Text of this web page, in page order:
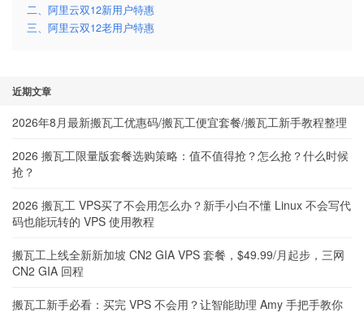
二、阿里云双12新用户特惠
三、阿里云双12老用户特惠
近期文章
2026年8月最新搬瓦工优惠码/搬瓦工便宜套餐/搬瓦工新手教程整理
2026 搬瓦工限量版套餐选购策略：值不值得抢？怎么抢？什么时候
抢？
2026 搬瓦工 VPS买了不会用怎么办？新手小白不懂 Linux 不会写代
码也能玩转的 VPS 使用教程
搬瓦工上线全新新加坡 CN2 GIA VPS 套餐，$49.99/月起步，三网
CN2 GIA 回程
搬瓦工新手必看：买完 VPS 不会用？让智能助理 Amy 手把手教你